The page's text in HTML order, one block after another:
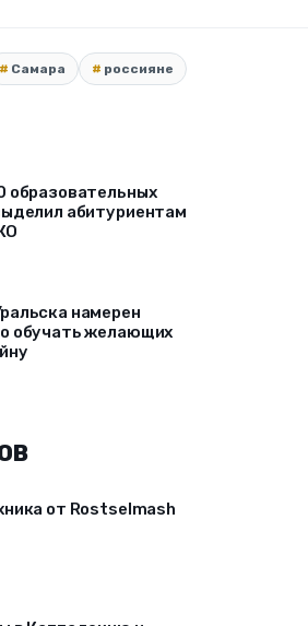
Самара россияне
образовательных
абитуриентам
намерен
обучать желающих
от Rostselmash